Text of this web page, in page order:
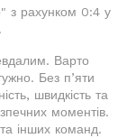
з рахунком 0:4 у
Варто
Без п’яти
швидкість та
моментів.
інших команд.